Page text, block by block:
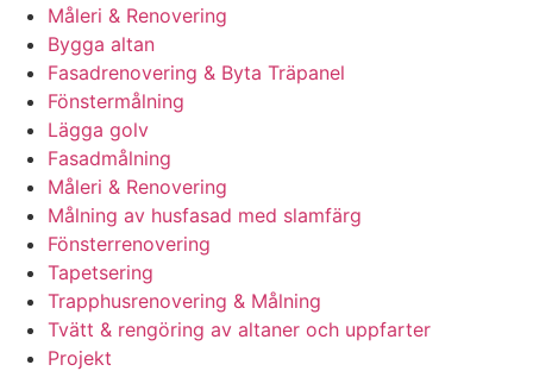
Måleri & Renovering
Bygga altan
Fasadrenovering & Byta Träpanel
Fönstermålning
Lägga golv
Fasadmålning
Måleri & Renovering
Målning av husfasad med slamfärg
Fönsterrenovering
Tapetsering
Trapphusrenovering & Målning
Tvätt & rengöring av altaner och uppfarter
Projekt